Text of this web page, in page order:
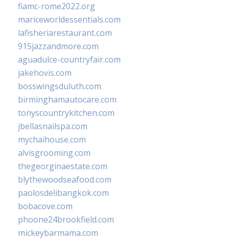
fiamc-rome2022.org
mariceworldessentials.com
lafisheriarestaurant.com
915jazzandmore.com
aguadulce-countryfair.com
jakehovis.com
bosswingsduluth.com
birminghamautocare.com
tonyscountrykitchen.com
jbellasnailspa.com
mychaihouse.com
alvisgrooming.com
thegeorginaestate.com
blythewoodseafood.com
paolosdelibangkok.com
bobacove.com
phoone24brookfield.com
mickeybarmama.com